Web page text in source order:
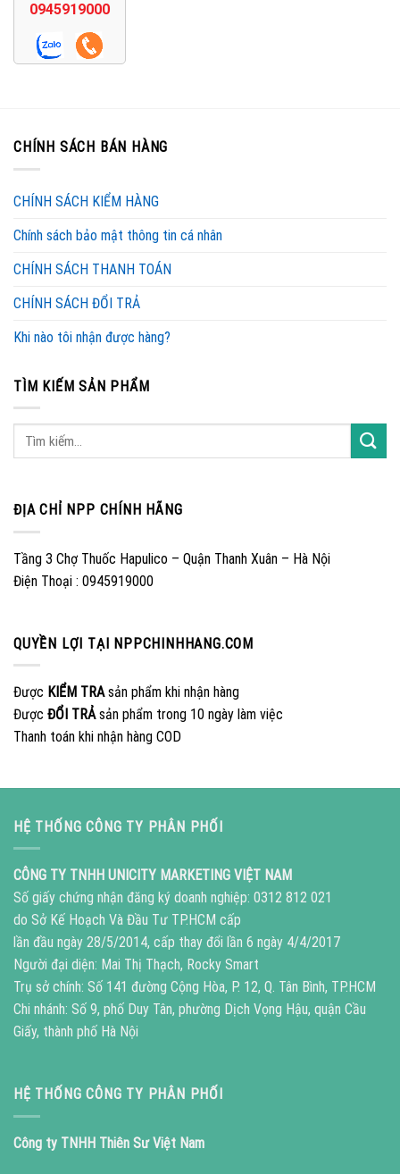
0945919000
CHÍNH SÁCH BÁN HÀNG
CHÍNH SÁCH KIỂM HÀNG
Chính sách bảo mật thông tin cá nhân
CHÍNH SÁCH THANH TOÁN
CHÍNH SÁCH ĐỔI TRẢ
Khi nào tôi nhận được hàng?
TÌM KIẾM SẢN PHẨM
ĐỊA CHỈ NPP CHÍNH HÃNG
Tầng 3 Chợ Thuốc Hapulico – Quận Thanh Xuân – Hà Nội
Điện Thoại : 0945919000
QUYỀN LỢI TẠI NPPCHINHHANG.COM
Được KIỂM TRAsản phẩm khi nhận hàng
Được ĐỔI TRẢsản phẩm trong 10 ngày làm việc
Thanh toán khi nhận hàng COD
HỆ THỐNG CÔNG TY PHÂN PHỐI
CÔNG TY TNHH UNICITY MARKETING VIỆT NAM
Số giấy chứng nhận đăng ký doanh nghiệp: 0312 812 021
do Sở Kế Hoạch Và Đầu Tư TP.HCM cấp
lần đầu ngày 28/5/2014, cấp thay đổi lần 6 ngày 4/4/2017
Người đại diện: Mai Thị Thạch, Rocky Smart
Trụ sở chính: Số 141 đường Cộng Hòa, P. 12, Q. Tân Bình, TP.HCM
Chi nhánh: Số 9, phố Duy Tân, phường Dịch Vọng Hậu, quận Cầu
Giấy, thành phố Hà Nội
HỆ THỐNG CÔNG TY PHÂN PHỐI
Công ty TNHH Thiên Sư Việt Nam